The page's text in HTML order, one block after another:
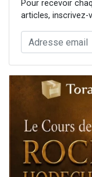
Pour recevoir
articles, inscrivez-